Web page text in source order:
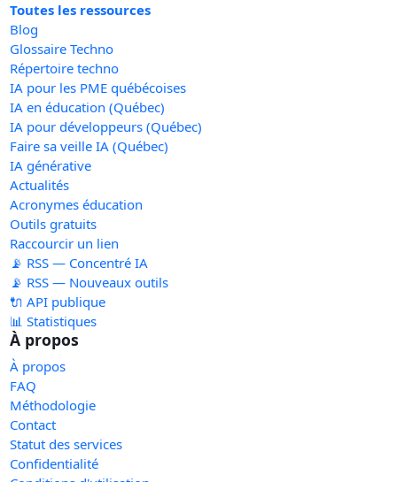
Toutes les ressources
Blog
Glossaire Techno
Répertoire techno
IA pour les PME québécoises
IA en éducation (Québec)
IA pour développeurs (Québec)
Faire sa veille IA (Québec)
IA générative
Actualités
Acronymes éducation
Outils gratuits
Raccourcir un lien
📡 RSS — Concentré IA
📡 RSS — Nouveaux outils
🔌 API publique
📊 Statistiques
À propos
À propos
FAQ
Méthodologie
Contact
Statut des services
Confidentialité